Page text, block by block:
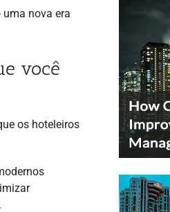
nova era
você
os hoteleiros